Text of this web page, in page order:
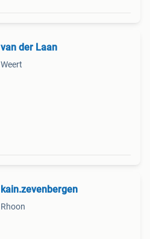
van der Laan
Weert
kain.zevenbergen
Rhoon